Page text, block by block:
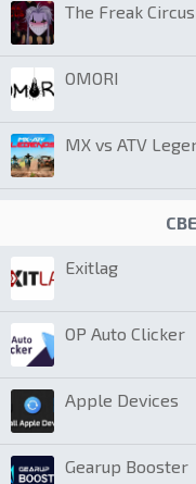
The Freak Circus
OMORI
MX vs ATV
Exitlag
OP Auto Clicker
Apple Devices
Gearup Booster